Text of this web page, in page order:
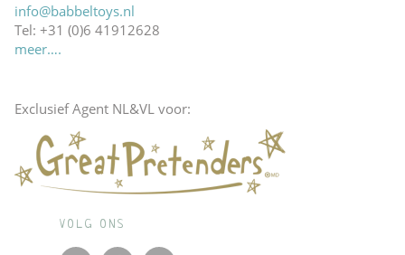
info@babbeltoys.nl
Tel: +31 (0)6 41912628
meer….
Exclusief Agent NL&VL voor:
VOLG ONS